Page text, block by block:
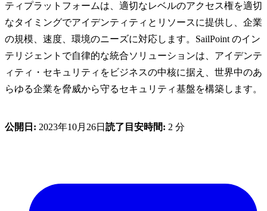
ティプラットフォームは、適切なレベルのアクセス権を適切
なタイミングでアイデンティティとリソースに提供し、企業
の規模、速度、環境のニーズに対応します。SailPoint のイン
テリジェントで自律的な統合ソリューションは、アイデンテ
ィティ・セキュリティをビジネスの中核に据え、世界中のあ
らゆる企業を脅威から守るセキュリティ基盤を構築します。
公開日: 2023年10月26日 読了目安時間: 2 分